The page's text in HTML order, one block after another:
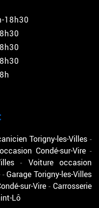
18h30
Torigny-les-Villes
Condé-sur-Vire
Voiture occasion
Garage Torigny-les-Villes
sur-Vire
Carrosserie
Lô